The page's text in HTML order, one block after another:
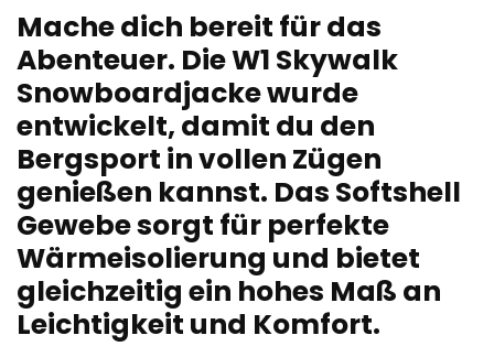
Mache dich bereit für das
Abenteuer. Die W1 Skywalk
Snowboardjacke wurde
entwickelt, damit du den
Bergsport in vollen Zügen
genießen kannst. Das Softshell
Gewebe sorgt für perfekte
Wärmeisolierung und bietet
gleichzeitig ein hohes Maß an
Leichtigkeit und Komfort.